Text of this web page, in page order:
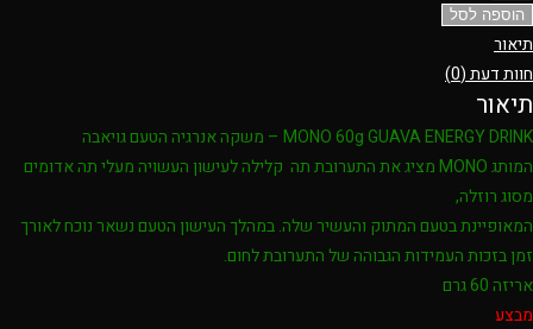
הוספה לסל
תיאור
חוות דעת (0)
תיאור
MONO 60g GUAVA ENERGY DRINK – משקה אנרגיה הטעם גויאבה
המותג MONO מציג את התערובת תה קלילה לעישון העשויה מעלי תה אדומים
מסוג רוזלה,
המאופיינת בטעם המתוק והעשיר שלה. במהלך העישון הטעם נשאר נוכח לאורך
זמן בזכות העמידות הגבוהה של התערובת לחום.
אריזה 60 גרם
מבצע